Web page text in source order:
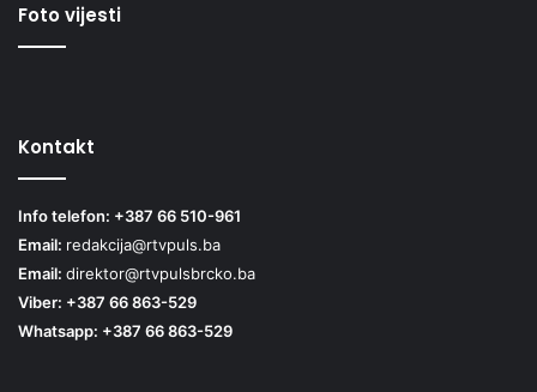
Foto vijesti
Kontakt
Info telefon: +387 66 510-961
Email: redakcija@rtvpuls.ba
Email: direktor@rtvpulsbrcko.ba
Viber: +387 66 863-529
Whatsapp: +387 66 863-529